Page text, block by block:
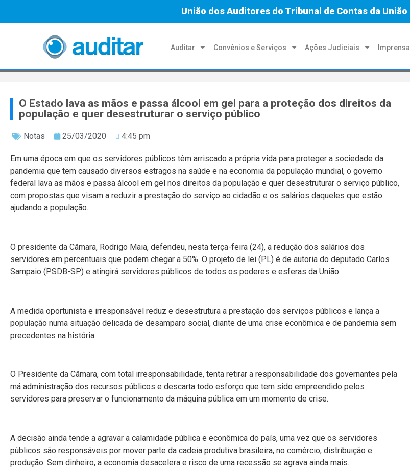
União dos Auditores do Tribunal de Contas da União
Auditar Convênios e Serviços Ações Judiciais Imprensa
O Estado lava as mãos e passa álcool em gel para a proteção dos direitos da
população e quer desestruturar o serviço público
Notas 25/03/2020 4:45 pm
Em uma época em que os servidores públicos têm arriscado a própria vida para proteger a sociedade da
pandemia que tem causado diversos estragos na saúde e na economia da população mundial, o governo
federal lava as mãos e passa álcool em gel nos direitos da população e quer desestruturar o serviço público,
com propostas que visam a reduzir a prestação do serviço ao cidadão e os salários daqueles que estão
ajudando a população.
O presidente da Câmara, Rodrigo Maia, defendeu, nesta terça-feira (24), a redução dos salários dos
servidores em percentuais que podem chegar a 50%. O projeto de lei (PL) é de autoria do deputado Carlos
Sampaio (PSDB-SP) e atingirá servidores públicos de todos os poderes e esferas da União.
A medida oportunista e irresponsável reduz e desestrutura a prestação dos serviços públicos e lança a
população numa situação delicada de desamparo social, diante de uma crise econômica e de pandemia sem
precedentes na história.
O Presidente da Câmara, com total irresponsabilidade, tenta retirar a responsabilidade dos governantes pela
má administração dos recursos públicos e descarta todo esforço que tem sido empreendido pelos
servidores para preservar o funcionamento da máquina pública em um momento de crise.
A decisão ainda tende a agravar a calamidade pública e econômica do país, uma vez que os servidores
públicos são responsáveis por mover parte da cadeia produtiva brasileira, no comércio, distribuição e
produção. Sem dinheiro, a economia desacelera e risco de uma recessão se agrava ainda mais.